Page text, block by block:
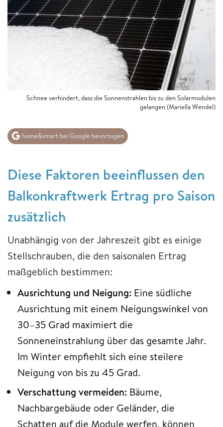
Schnee verhindert, dass die Sonnenstrahlen bis zu den Solarmodulen
gelangen (Mariella Wendel)
home&smart bei Google bevorzugen
Diese Faktoren beeinflussen den
Balkonkraftwerk Ertrag pro Saison
zusätzlich
Unabhängig von der Jahreszeit gibt es einige
Stellschrauben, die den saisonalen Ertrag
maßgeblich bestimmen:
Ausrichtung und Neigung: Eine südliche
Ausrichtung mit einem Neigungswinkel von
30–35 Grad maximiert die
Sonneneinstrahlung über das gesamte Jahr.
Im Winter empfiehlt sich eine steilere
Neigung von bis zu 45 Grad.
Verschattung vermeiden: Bäume,
Nachbargebäude oder Geländer, die
Schatten auf die Module werfen, können